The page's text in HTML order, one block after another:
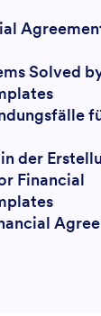
Solved
der
Financial